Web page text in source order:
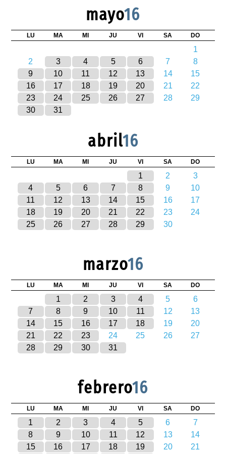
mayo16
LU MA MI JU VI SA DO
1
2
3 4 5 6 7
8
9
10 11 12 13 14
15
16
17 18 19 20 21
22
23
24 25 26 27 28
29
30
31
abril16
LU MA MI JU VI SA DO
1 2
3
4
5 6 7 8 9
10
11
12 13 14 15 16
17
18
19 20 21 22 23
24
25
26 27 28 29 30
marzo16
LU MA MI JU VI SA DO
1 2 3 4 5
6
7
8 9 10 11 12
13
14
15 16 17 18 19
20
21
22 23 24 25 26
27
28
29 30 31
febrero16
LU MA MI JU VI SA DO
1 2 3 4 5 6
7
8
9 10 11 12 13
14
15
16 17 18 19 20
21